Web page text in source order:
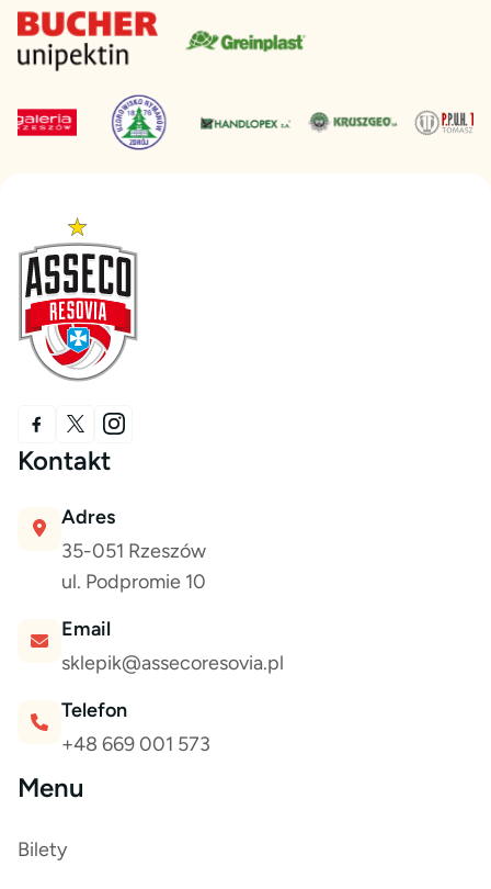
Kontakt
Adres
35-051 Rzeszów
ul. Podpromie 10
Email
sklepik@assecoresovia.pl
Telefon
+48 669 001 573
Menu
Bilety